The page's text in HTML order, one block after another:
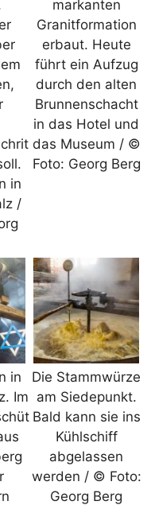
in
/
markanten
Granitformation
erbaut. Heute
führt ein Aufzug
durch den alten
Brunnenschacht
in das Hotel und
das Museum / ©
Foto: Georg Berg
in
Im
Die Stammwürze
am Siedepunkt.
Bald kann sie ins
Kühlschiff
abgelassen
werden / © Foto:
Georg Berg